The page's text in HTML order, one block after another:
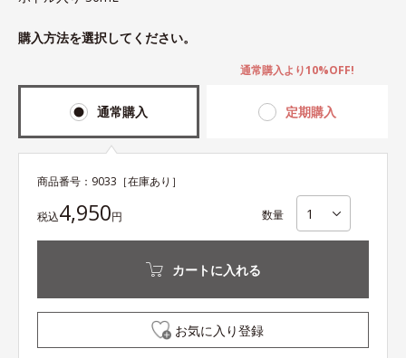
購入方法を選択してください。
通常購入 定期購入
通常購入より10%OFF!
商品番号： 9033 ［在庫あり］
税込4,950円 数量
カートに入れる
お気に入り登録